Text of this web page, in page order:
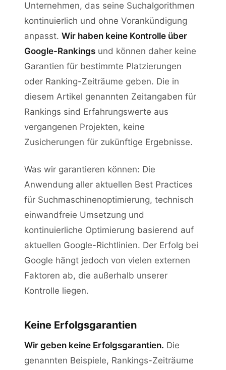
Unternehmen, das seine Suchalgorithmen
kontinuierlich und ohne Vorankündigung
anpasst. Wir haben keine Kontrolle über
Google-Rankings und können daher keine
Garantien für bestimmte Platzierungen
oder Ranking-Zeiträume geben. Die in
diesem Artikel genannten Zeitangaben für
Rankings sind Erfahrungswerte aus
vergangenen Projekten, keine
Zusicherungen für zukünftige Ergebnisse.
Was wir garantieren können: Die
Anwendung aller aktuellen Best Practices
für Suchmaschinenoptimierung, technisch
einwandfreie Umsetzung und
kontinuierliche Optimierung basierend auf
aktuellen Google-Richtlinien. Der Erfolg bei
Google hängt jedoch von vielen externen
Faktoren ab, die außerhalb unserer
Kontrolle liegen.
Keine Erfolgsgarantien
Wir geben keine Erfolgsgarantien. Die
genannten Beispiele, Rankings-Zeiträume